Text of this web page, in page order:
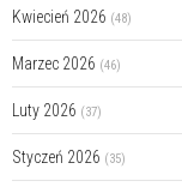
Kwiecień 2026 (48)
Marzec 2026 (46)
Luty 2026 (37)
Styczeń 2026 (35)